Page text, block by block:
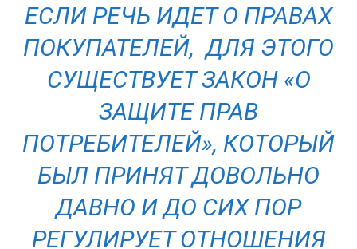
ЕСЛИ РЕЧЬ ИДЕТ О ПРАВАХ
ПОКУПАТЕЛЕЙ, ДЛЯ ЭТОГО
СУЩЕСТВУЕТ ЗАКОН «О
ЗАЩИТЕ ПРАВ
ПОТРЕБИТЕЛЕЙ», КОТОРЫЙ
БЫЛ ПРИНЯТ ДОВОЛЬНО
ДАВНО И ДО СИХ ПОР
РЕГУЛИРУЕТ ОТНОШЕНИЯ